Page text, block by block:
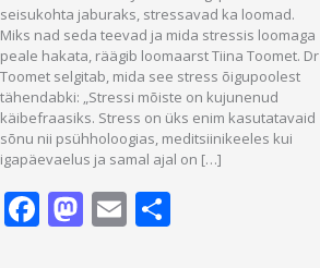
seisukohta jaburaks, stressavad ka loomad.
Miks nad seda teevad ja mida stressis loomaga
peale hakata, räägib loomaarst Tiina Toomet. Dr
Toomet selgitab, mida see stress õigupoolest
tähendabki: „Stressi mõiste on kujunenud
käibefraasiks. Stress on üks enim kasutatavaid
sõnu nii psühholoogias, meditsiinikeeles kui
igapäevaelus ja samal ajal on […]
Facebook
Mastodon
Email